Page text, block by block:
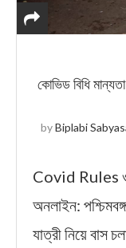
কোভিড বিধি মান্যতা
byBiplabi
Covid Rules
অনলাইন:
যাত্রী নিয়ে বাস